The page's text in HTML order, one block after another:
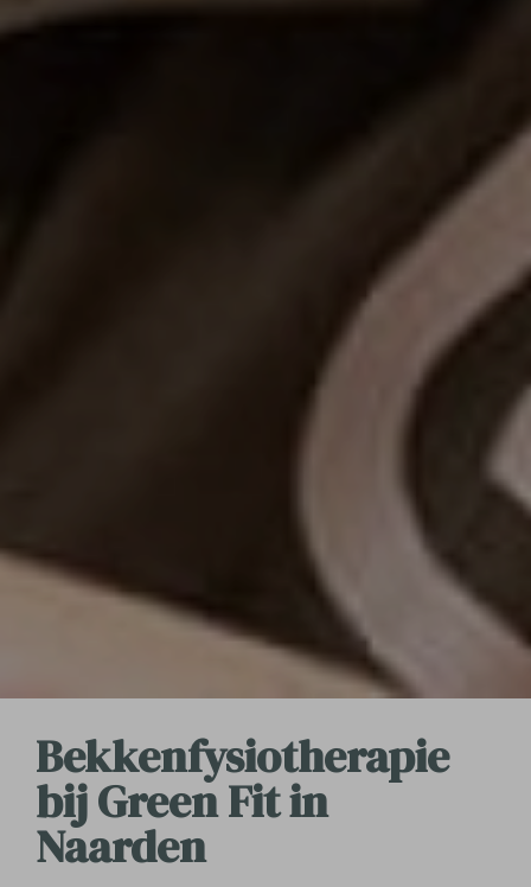
Bekkenfysiotherapie
bij Green Fit in
Naarden